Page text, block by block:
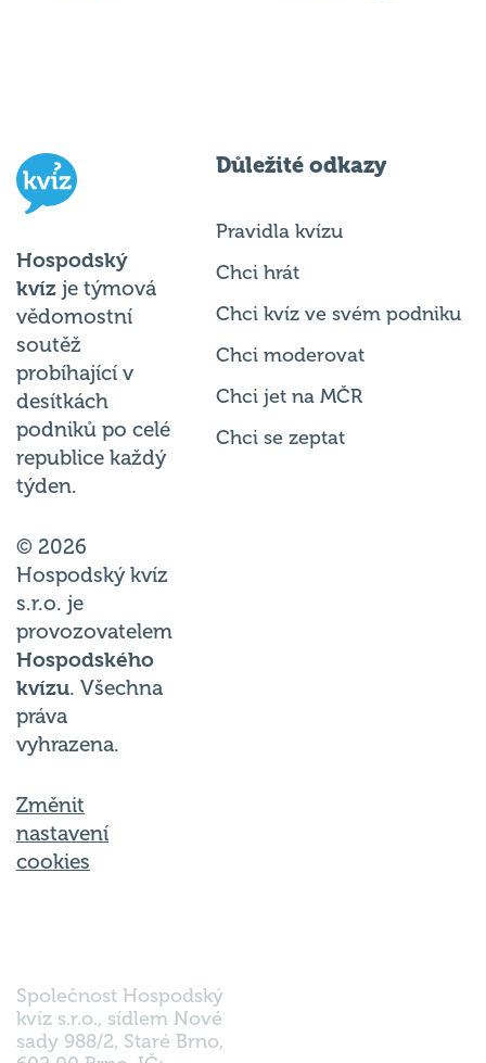
Hospodský
kvíz je týmová
vědomostní
soutěž
probíhající v
desítkách
podniků po celé
republice každý
týden.
© 2026
Hospodský kvíz
s.r.o. je
provozovatelem
Hospodského
kvízu. Všechna
práva
vyhrazena.
Změnit
nastavení
cookies
Důležité odkazy
Pravidla kvízu
Chci hrát
Chci kvíz ve svém podniku
Chci moderovat
Chci jet na MČR
Chci se zeptat
Společnost Hospodský
kvíz s.r.o., sídlem Nové
sady 988/2, Staré Brno,